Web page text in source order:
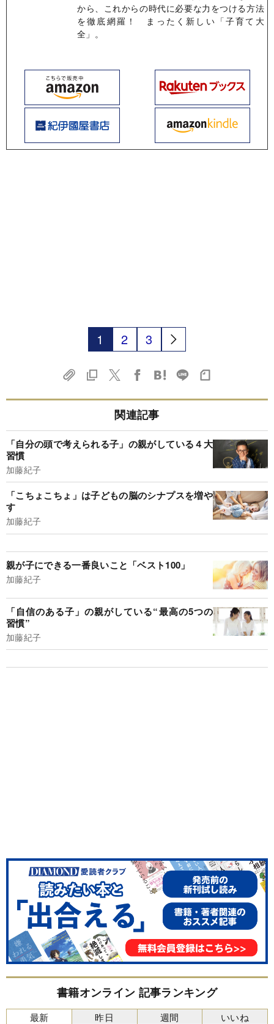
から、これからの時代に必要な力をつける方法
を徹底網羅！ まったく新しい「子育て大
全」。
1 2 3
関連記事
「自分の頭で考えられる子」の親がしている４大
習慣
加藤紀子
「こちょこちょ」は子どもの脳のシナプスを増や
す
加藤紀子
親が子にできる一番良いこと「ベスト100」
加藤紀子
「自信のある子」の親がしている“最高の5つの
習慣”
加藤紀子
書籍オンライン 記事ランキング
最新 昨日 週間 いいね